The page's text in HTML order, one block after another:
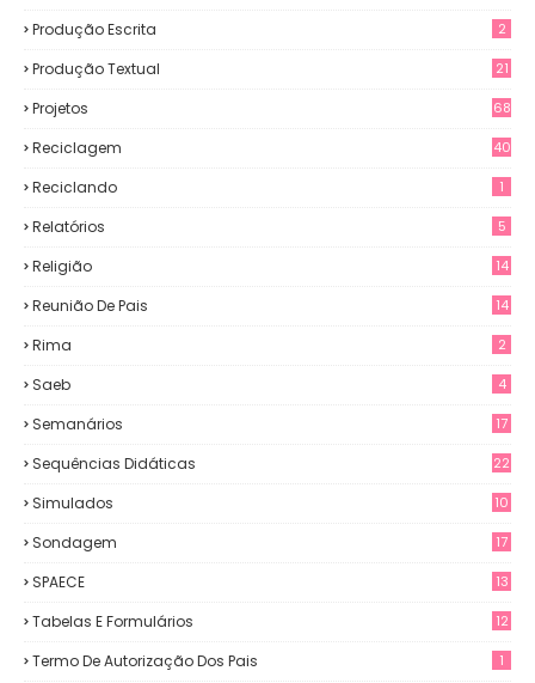
Produção Escrita 2
Produção Textual 21
Projetos 68
Reciclagem 40
Reciclando 1
Relatórios 5
Religião 14
Reunião De Pais 14
Rima 2
Saeb 4
Semanários 17
Sequências Didáticas 22
Simulados 10
Sondagem 17
SPAECE 13
Tabelas E Formulários 12
Termo De Autorização Dos Pais 1